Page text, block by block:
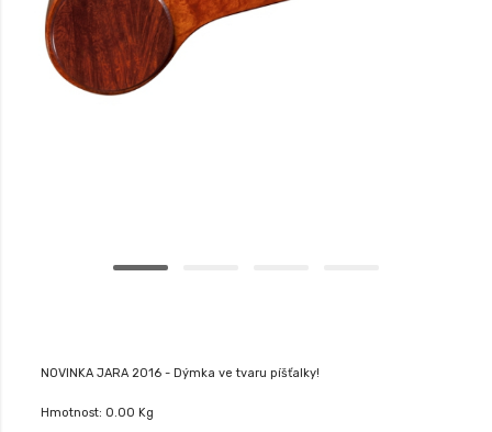
NOVINKA JARA 2016 - Dýmka ve tvaru píšťalky!
Hmotnost: 0.00 Kg